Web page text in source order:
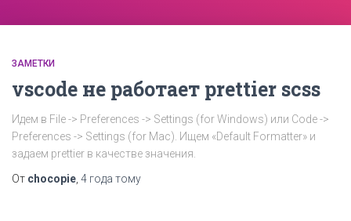
ЗАМЕТКИ
vscode не работает prettier scss
Идем в File -> Preferences -> Settings (for Windows) или Code ->
Preferences -> Settings (for Mac). Ищем «Default Formatter» и
задаем prettier в качестве значения.
От chocopie 4 года тому